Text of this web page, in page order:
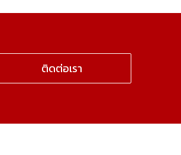
ติดต่อเรา